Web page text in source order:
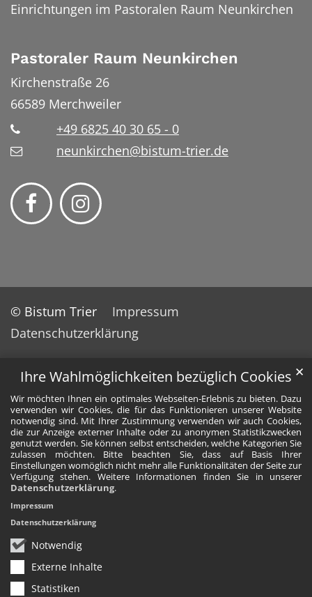
Ihre Wahlmöglichkeiten bezüglich Cookies
Wir möchten Ihnen ein optimales Webseiten-Erlebnis zu bieten. Dazu
verwenden wir Cookies, die für das Funktionieren unserer Website
notwendig sind. Mit Ihrer Zustimmung verwenden wir auch Cookies,
die zur Anzeige externer Inhalte oder zu anonymen Statistikzwecken
genutzt werden. Sie können selbst entscheiden, welche Kategorien Sie
zulassen möchten. Bitte beachten Sie, dass auf Basis Ihrer
Einstellungen womöglich nicht mehr alle Funktionalitäten der Seite zur
Verfügung stehen. Weitere Informationen finden Sie in unserer
Datenschutzerklärung.
Notwendig
Externe Inhalte
Statistiken
✕
Impressum
Datenschutzerklärung
Einrichtungen im Pastoralen Raum Neunkirchen
Pastoraler Raum Neunkirchen
Kirchenstraße 26
66589 Merchweiler
+49 6825 40 30 65 - 0
neunkirchen@bistum-trier.de
© Bistum Trier
Impressum
Datenschutzerklärung